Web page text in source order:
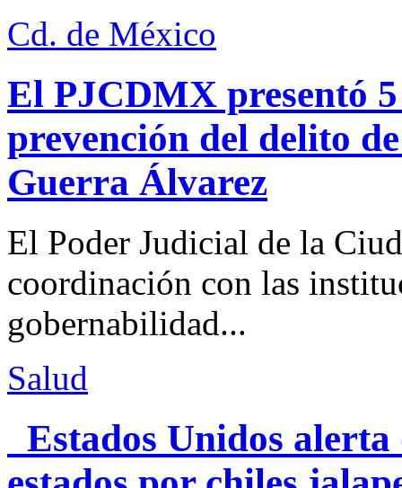
Cd. de México
El PJCDMX presentó
prevención del delito
Guerra Álvarez
El Poder Judicial de la
coordinación con las
gobernabilidad...
Salud
Estados Unidos alerta